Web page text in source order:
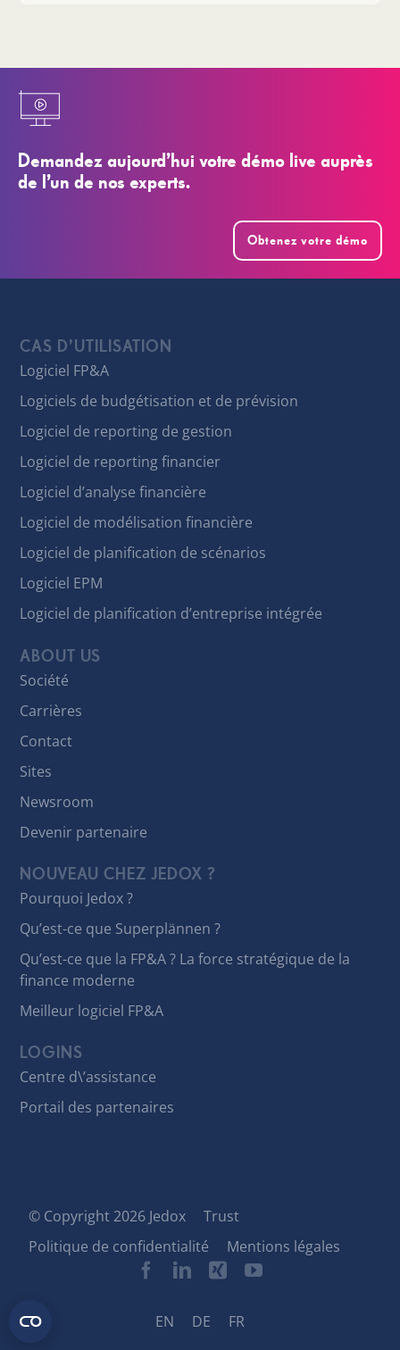
Demandez aujourd’hui votre démo live auprès
de l’un de nos experts.
Obtenez votre démo
CAS D’UTILISATION
Logiciel FP&A
Logiciels de budgétisation et de prévision
Logiciel de reporting de gestion
Logiciel de reporting financier
Logiciel d’analyse financière
Logiciel de modélisation financière
Logiciel de planification de scénarios
Logiciel EPM
Logiciel de planification d’entreprise intégrée
ABOUT US
Société
Carrières
Contact
Sites
Newsroom
Devenir partenaire
NOUVEAU CHEZ JEDOX ?
Pourquoi Jedox ?
Qu’est-ce que Superplännen ?
Qu’est-ce que la FP&A ? La force stratégique de la
finance moderne
Meilleur logiciel FP&A
LOGINS
Centre d\’assistance
Portail des partenaires
© Copyright 2026 Jedox
Trust
Politique de confidentialité
Mentions légales
EN DE FR